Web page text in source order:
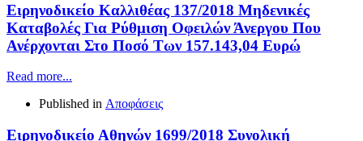
Ειρηνοδικείο Καλλιθέας 137/2018 Μηδενικές
Καταβολές Για Ρύθμιση Οφειλών Άνεργου Που
Ανέρχονται Στο Ποσό Των 157.143,04 Ευρώ
Read more...
Published in Αποφάσεις
Ειρηνοδικείο Αθηνών 1699/2018 Συνολική